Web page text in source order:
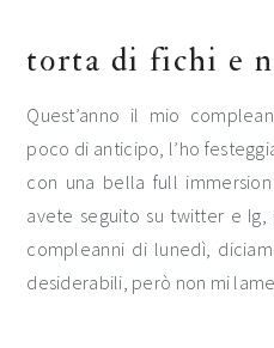
torta di fichi e
Quest’anno il mio
poco di anticipo, l’ho
con una bella full
avete seguito su twitter e Ig,
compleanni di lunedì,
desiderabili, però non mi